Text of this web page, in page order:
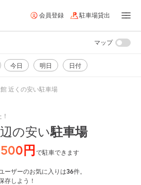
会員登録 駐車場貸出
今日 明日 日付
マップ
近くの安い駐車場
の安い駐車場
500円で駐車できます
ーザーのお気に入りは36件。
存しよう！